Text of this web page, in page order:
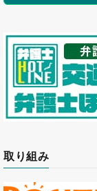
取り組み